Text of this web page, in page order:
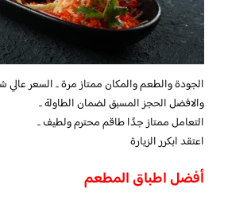
الجودة والطعم والمكان ممتاز مرة .. السعر عالي
والافضل الحجز المسبق لضمان الطاولة ..
التعامل ممتاز جدًا طاقم محترم ولطيف ..
اعتقد ابكرر الزيارة
أفضل اطباق المطعم